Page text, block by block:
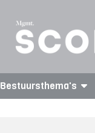
Bestuursthema's